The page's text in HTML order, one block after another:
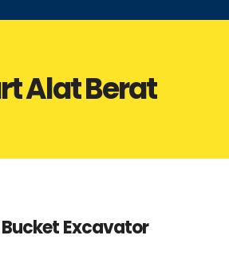
Alat Berat
Excavator